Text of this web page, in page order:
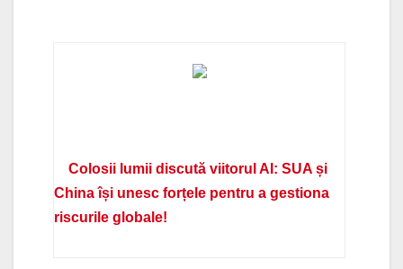
Colosii lumii discută viitorul AI: SUA și
China își unesc forțele pentru a gestiona
riscurile globale!